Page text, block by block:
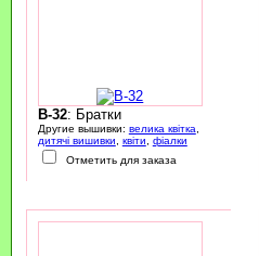
B-32: Братки
Другие вышивки: велика квітка
дитячі вишивки
квіти
фіалки
Отметить для заказа